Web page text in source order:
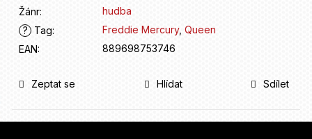
Žánr:
hudba
?
Tag: Freddie Mercury, Queen
EAN: 889698753746
Zeptat se Hlídat Sdílet